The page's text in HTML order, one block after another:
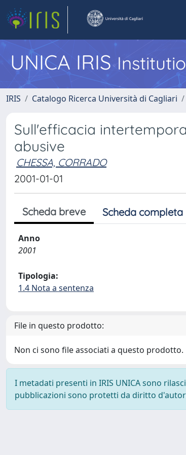
UNICA IRIS
IRIS Catalogo Ricerca Università di Cagliari
Sull'efficacia
abusive
CHESSA, CORRADO
2001-01-01
Scheda breve Scheda completa
Anno
2001
Tipologia:
1.4 Nota a sentenza
File in questo prodotto:
Non ci sono file associati a questo prodotto.
I metadati presenti in IRIS UNICA sono
pubblicazioni sono protetti da diritto